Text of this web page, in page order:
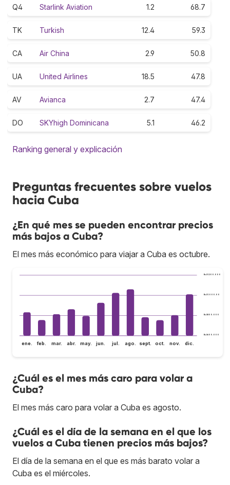
Q4 Starlink Aviation 1.2 68.7
TK Turkish 12.4 59.3
CA Air China 2.9 50.8
UA United Airlines 18.5 47.8
AV Avianca 2.7 47.4
DO SKYhigh Dominicana 5.1 46.2
Ranking general y explicación
Preguntas frecuentes sobre vuelos
hacia Cuba
¿En qué mes se pueden encontrar precios
más bajos a Cuba?
El mes más económico para viajar a Cuba es octubre.
Bs.S600.000
Bs.S800.000
Bs.S1.000.000
Bs.S1.200.000
ene. feb. mar. abr. may. jun. jul. ago. sept. oct. nov. dic.
¿Cuál es el mes más caro para volar a
Cuba?
El mes más caro para volar a Cuba es agosto.
¿Cuál es el día de la semana en el que los
vuelos a Cuba tienen precios más bajos?
El día de la semana en el que es más barato volar a
Cuba es el miércoles.